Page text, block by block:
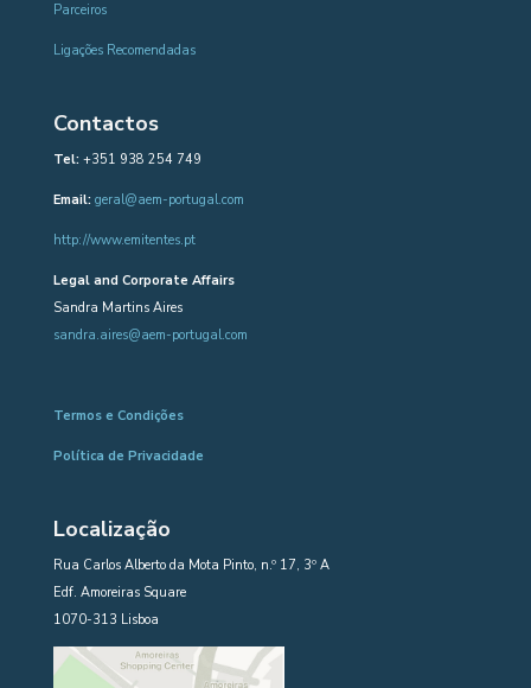
Parceiros
Ligações Recomendadas
Contactos
Tel:+351 938 254 749
Email: geral@aem-portugal.com
http://www.emitentes.pt
Legal and Corporate Affairs
Sandra Martins Aires
sandra.aires@aem-portugal.com
Termos e Condições
Política de Privacidade
Localização
Rua Carlos Alberto da Mota Pinto, n.º 17, 3º A
Edf. Amoreiras Square
1070-313 Lisboa